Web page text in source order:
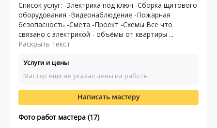
Список услуг: -Электрика под ключ -Сборка щитового
оборудования -Видеонаблюдение -Пожарная
безопасность -Смета -Проект -Схемы Все что
связано с электрикой - объёмы от квартиры ...
Раскрыть текст
Услуги и цены
Мастер ещё не указал цены на работы
Написать мастеру
Фото работ мастера (17)